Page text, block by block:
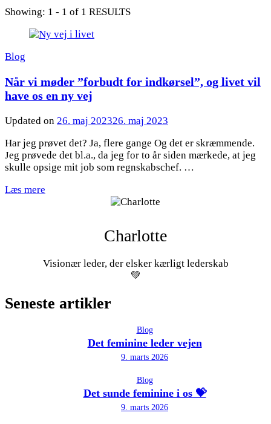
Showing: 1 - 1 of 1 RESULTS
Blog
Når vi møder ”forbudt for indkørsel”, og livet vil
have os en ny vej
Updated on 26. maj 202326. maj 2023
Har jeg prøvet det? Ja, flere gange Og det er skræmmende.
Jeg prøvede det bl.a., da jeg for to år siden mærkede, at jeg
skulle opsige mit job som regnskabschef. …
Læs mere
Charlotte
Visionær leder, der elsker kærligt lederskab
💚
Seneste artikler
Blog
Det feminine leder vejen
9. marts 2026
Blog
Det sunde feminine i os 💝
9. marts 2026